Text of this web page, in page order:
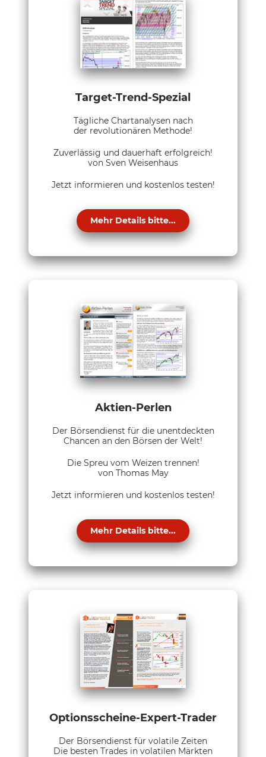
Target-Trend-Spezial
Tägliche Chartanalysen nach
der revolutionären Methode!
Zuverlässig und dauerhaft erfolgreich!
von Sven Weisenhaus
Jetzt informieren und kostenlos testen!
Mehr Details bitte...
Aktien-Perlen
Der Börsendienst für die unentdeckten
Chancen an den Börsen der Welt!
Die Spreu vom Weizen trennen!
von Thomas May
Jetzt informieren und kostenlos testen!
Mehr Details bitte...
Optionsscheine-Expert-Trader
Der Börsendienst für volatile Zeiten
Die besten Trades in volatilen Märkten